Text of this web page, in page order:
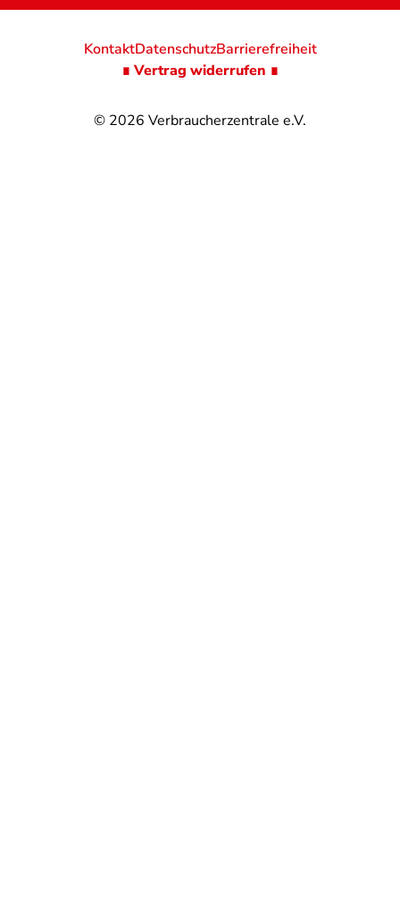
© 2026 Verbraucherzentrale e.V.
KontaktDatenschutzBarrierefreiheit
∎ Vertrag widerrufen ∎